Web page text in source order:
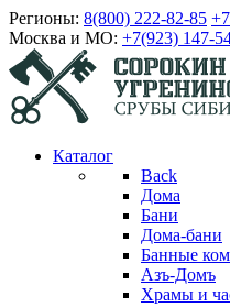
Регионы: 8(800) 222-82-85
Москва и МО: +7(923) 147-
Каталог
Back
Дома
Бани
Дома-бани
Банные
Азъ-Домъ
Храмы и